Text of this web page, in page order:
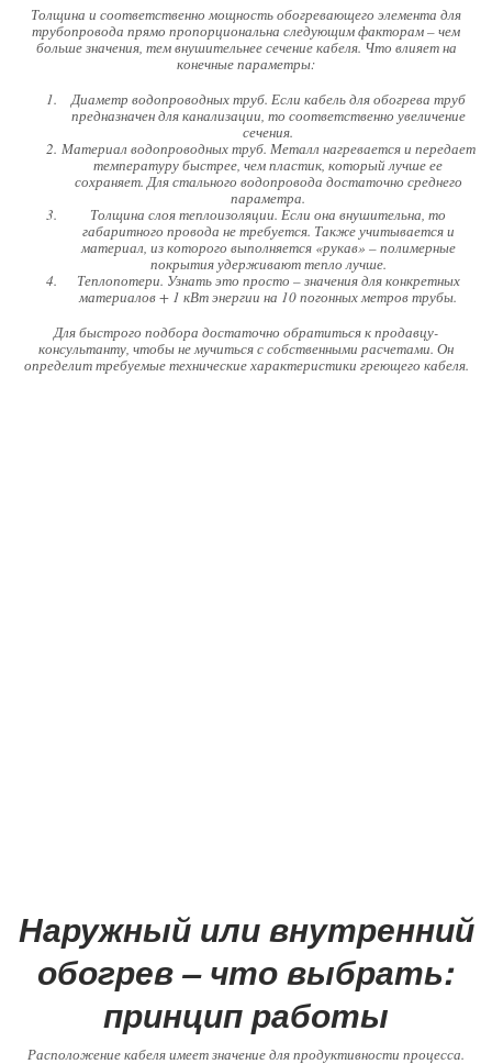
Толщина и соответственно мощность обогревающего элемента для
трубопровода прямо пропорциональна следующим факторам – чем
больше значения, тем внушительнее сечение кабеля. Что влияет на
конечные параметры:
Диаметр водопроводных труб. Если кабель для обогрева труб
предназначен для канализации, то соответственно увеличение
сечения.
Материал водопроводных труб. Металл нагревается и передает
температуру быстрее, чем пластик, который лучше ее
сохраняет. Для стального водопровода достаточно среднего
параметра.
Толщина слоя теплоизоляции. Если она внушительна, то
габаритного провода не требуется. Также учитывается и
материал, из которого выполняется «рукав» – полимерные
покрытия удерживают тепло лучше.
Теплопотери. Узнать это просто – значения для конкретных
материалов + 1 кВт энергии на 10 погонных метров трубы.
Для быстрого подбора достаточно обратиться к продавцу-
консультанту, чтобы не мучиться с собственными расчетами. Он
определит требуемые технические характеристики греющего кабеля.
Наружный или внутренний
обогрев – что выбрать:
принцип работы
Расположение кабеля имеет значение для продуктивности процесса.